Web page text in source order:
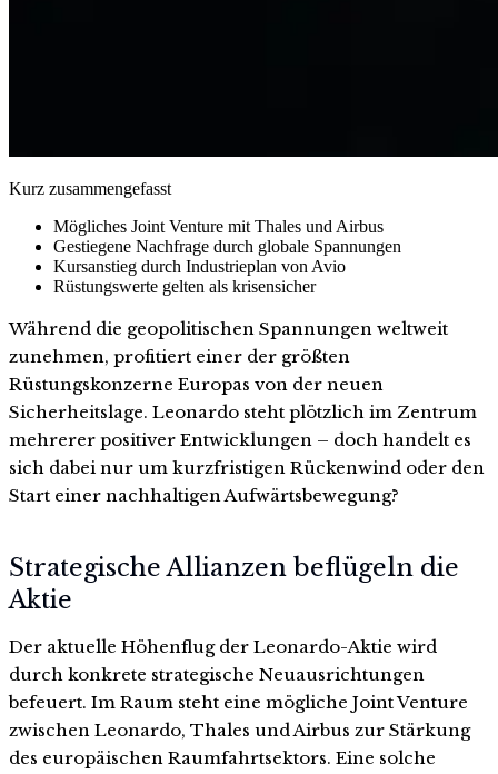
Kurz zusammengefasst
Mögliches Joint Venture mit Thales und Airbus
Gestiegene Nachfrage durch globale Spannungen
Kursanstieg durch Industrieplan von Avio
Rüstungswerte gelten als krisensicher
Während die geopolitischen Spannungen weltweit
zunehmen, profitiert einer der größten
Rüstungskonzerne Europas von der neuen
Sicherheitslage. Leonardo steht plötzlich im Zentrum
mehrerer positiver Entwicklungen – doch handelt es
sich dabei nur um kurzfristigen Rückenwind oder den
Start einer nachhaltigen Aufwärtsbewegung?
Strategische Allianzen beflügeln die
Aktie
Der aktuelle Höhenflug der Leonardo-Aktie wird
durch konkrete strategische Neuausrichtungen
befeuert. Im Raum steht eine mögliche Joint Venture
zwischen Leonardo, Thales und Airbus zur Stärkung
des europäischen Raumfahrtsektors. Eine solche